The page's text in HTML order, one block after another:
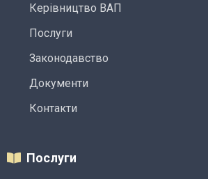
Керівництво ВАП
Послуги
Законодавство
Документи
Контакти
Послуги